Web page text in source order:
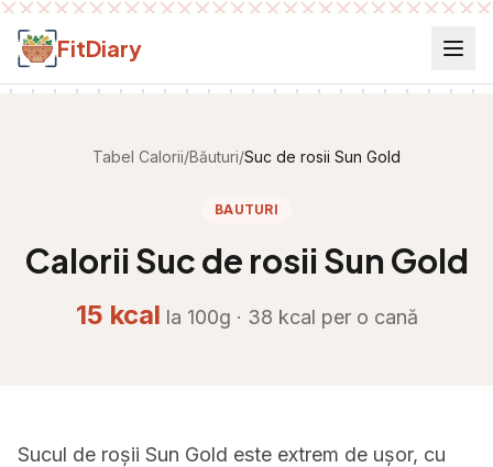
Salt la conținut
FitDiary
Tabel Calorii/Băuturi/Suc de rosii Sun Gold
BAUTURI
Calorii Suc de rosii Sun Gold
15 kcal la 100g · 38 kcal per o cană
Sucul de roșii Sun Gold este extrem de ușor, cu